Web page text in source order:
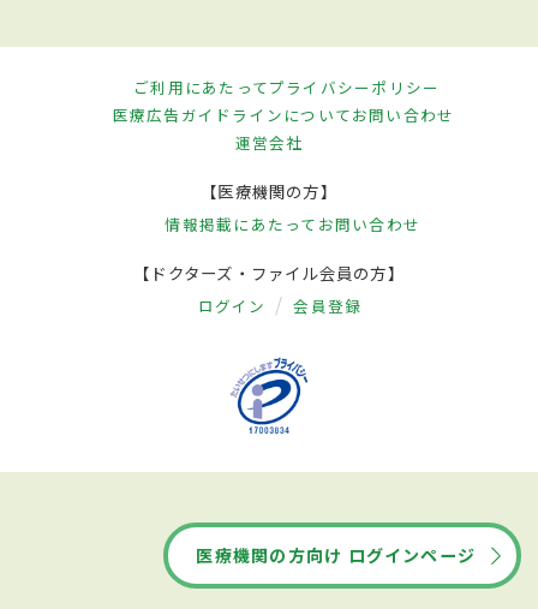
ご利用にあたってプライバシーポリシー
医療広告ガイドラインについてお問い合わせ
運営会社
【医療機関の方】
情報掲載にあたって お問い合わせ
【ドクターズ・ファイル会員の方】
ログイン 会員登録
医療機関の方向け ログインページ